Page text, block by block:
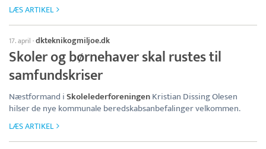
LÆS ARTIKEL
17. april ·dkteknikogmiljoe.dk
Skoler og børnehaver skal rustes til
samfundskriser
Næstformand iSkolelederforeningenKristian Dissing Olesen
hilser de nye kommunale beredskabsanbefalinger velkommen.
LÆS ARTIKEL